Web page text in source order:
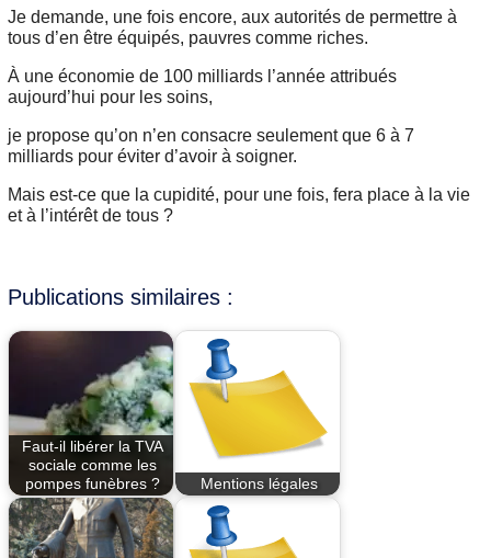
Je demande, une fois encore, aux autorités de permettre à
tous d’en être équipés, pauvres comme riches.
À une économie de 100 milliards l’année attribués
aujourd’hui pour les soins,
je propose qu’on n’en consacre seulement que 6 à 7
milliards pour éviter d’avoir à soigner.
Mais est-ce que la cupidité, pour une fois, fera place à la vie
et à l’intérêt de tous ?
Publications similaires :
Faut-il libérer la TVA
sociale comme les
pompes funèbres ?
Mentions légales